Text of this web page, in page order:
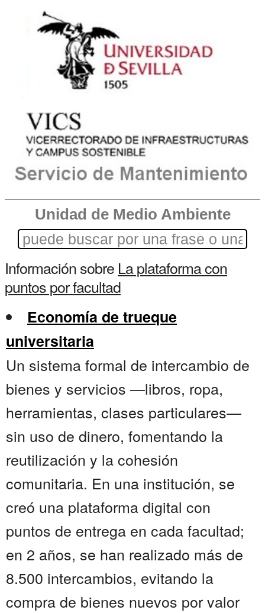
Unidad de Medio Ambiente
Información sobre La plataforma con
puntos por facultad
Economía de trueque
universitaria
Un sistema formal de intercambio de
bienes y servicios —libros, ropa,
herramientas, clases particulares—
sin uso de dinero, fomentando la
reutilización y la cohesión
comunitaria. En una institución, se
creó una plataforma digital con
puntos de entrega en cada facultad;
en 2 años, se han realizado más de
8.500 intercambios, evitando la
compra de bienes nuevos por valor